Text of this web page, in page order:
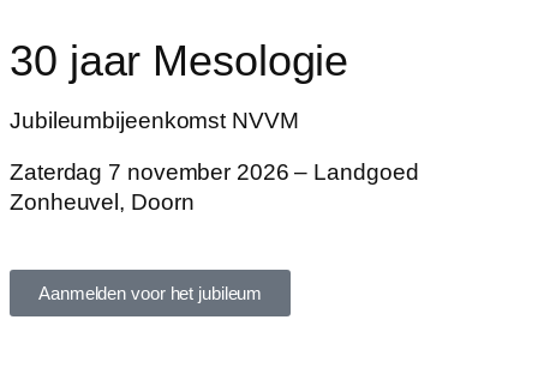
30 jaar Mesologie
Jubileumbijeenkomst NVVM
Zaterdag 7 november 2026 – Landgoed
Zonheuvel, Doorn
Aanmelden voor het jubileum